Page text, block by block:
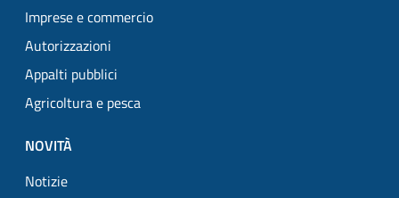
Imprese e commercio
Autorizzazioni
Appalti pubblici
Agricoltura e pesca
NOVITÀ
Notizie